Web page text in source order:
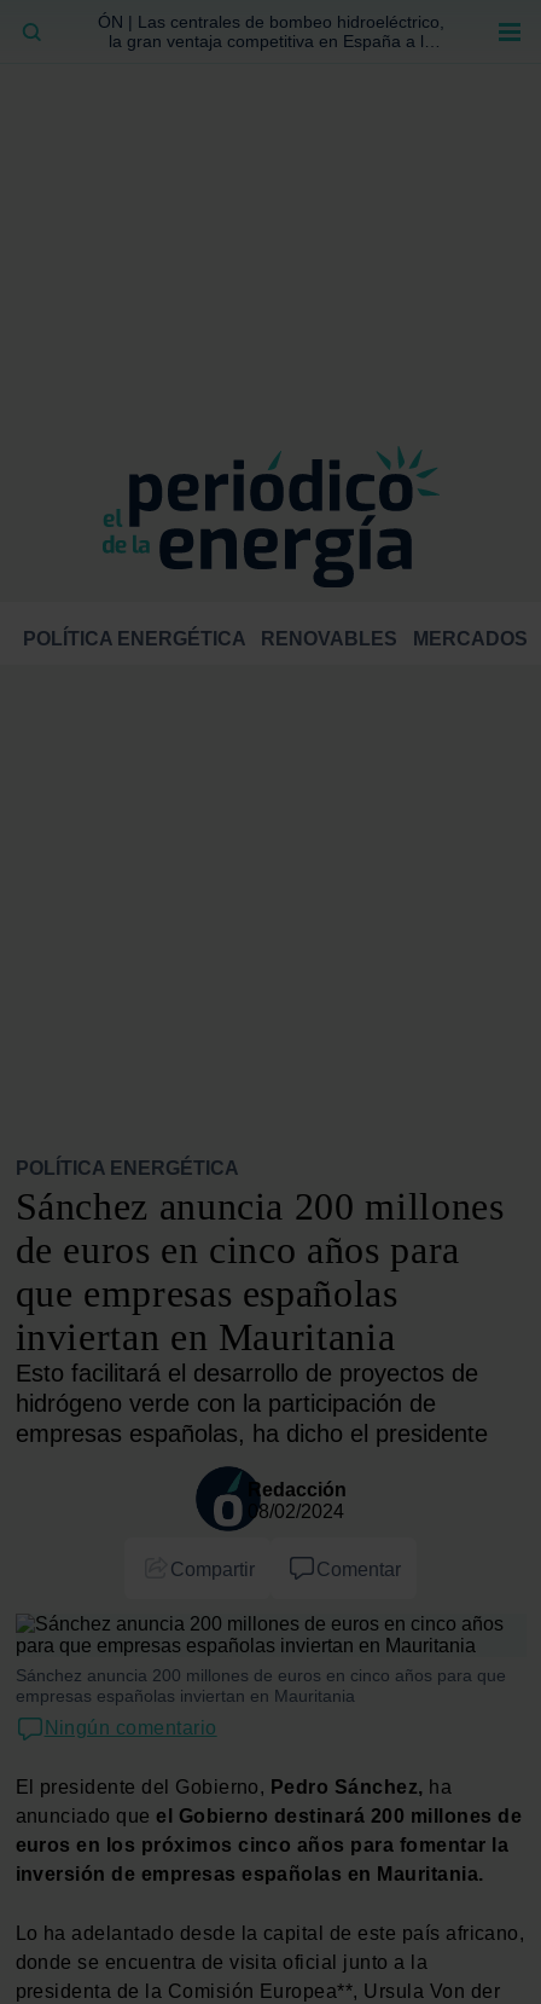
ÓN | Las centrales de bombeo hidroeléctrico,
la gran ventaja competitiva en España a la
POLÍTICA ENERGÉTICA RENOVABLES MERCADOS
BUSCAR
POLÍTICA ENERGÉTICA
Sánchez anuncia 200 millones
de euros en cinco años para
que empresas españolas
inviertan en Mauritania
Esto facilitará el desarrollo de proyectos de
hidrógeno verde con la participación de
empresas españolas, ha dicho el presidente
Redacción
08/02/2024
Compartir Comentar
Sánchez anuncia 200 millones de euros en cinco años para que
empresas españolas inviertan en Mauritania
Ningún comentario
El presidente del Gobierno, Pedro Sánchez, ha
anunciado que el Gobierno destinará 200 millones de
euros en los próximos cinco años para fomentar la
inversión de empresas españolas en Mauritania.
Lo ha adelantado desde la capital de este país africano,
donde se encuentra de visita oficial junto a la
presidenta de la Comisión Europea**, Ursula Von der